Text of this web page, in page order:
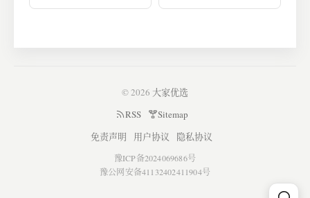
© 2026 大家优选
RSS
Sitemap
免责声明
用户协议 隐私协议
豫ICP备2024069686号
豫公网安备41132402411904号